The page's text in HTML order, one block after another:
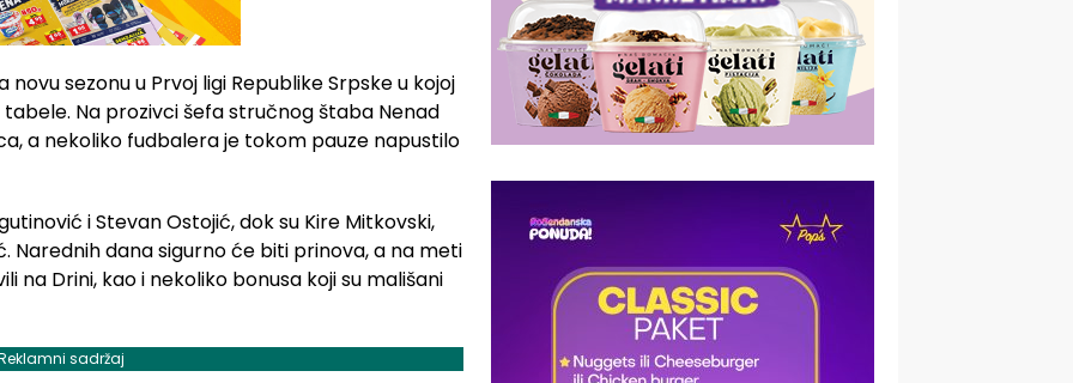
sezonu u Prvoj ligi Republike Srpske u kojoj
Na prozivci šefa stručnog štaba Nenad
a nekoliko fudbalera je tokom pauze napustilo
i Stevan Ostojić, dok su Kire Mitkovski,
Narednih dana sigurno će biti prinova, a na meti
na Drini, kao i nekoliko bonusa koji su mališani
sadržaj